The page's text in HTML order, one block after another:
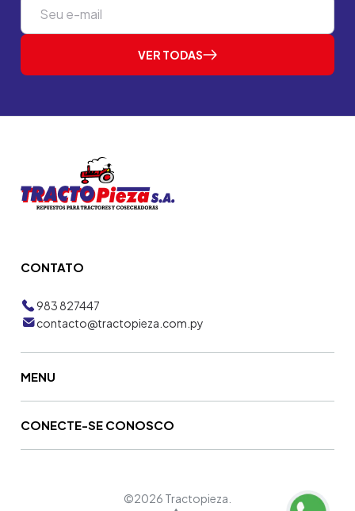
VER TODAS
CONTATO
983 827447
contacto@tractopieza.com.py
MENU
CONECTE-SE CONOSCO
©2026 Tractopieza.